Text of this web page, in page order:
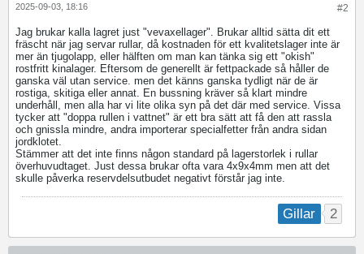
#2
2025-09-03, 18:16
Jag brukar kalla lagret just "vevaxellager". Brukar alltid sätta dit ett
fräscht när jag servar rullar, då kostnaden för ett kvalitetslager inte är
mer än tjugolapp, eller hälften om man kan tänka sig ett "okish"
rostfritt kinalager. Eftersom de generellt är fettpackade så håller de
ganska väl utan service. men det känns ganska tydligt när de är
rostiga, skitiga eller annat. En bussning kräver så klart mindre
underhåll, men alla har vi lite olika syn på det där med service. Vissa
tycker att "doppa rullen i vattnet" är ett bra sätt att få den att rassla
och gnissla mindre, andra importerar specialfetter från andra sidan
jordklotet.
Stämmer att det inte finns någon standard på lagerstorlek i rullar
överhuvudtaget. Just dessa brukar ofta vara 4x9x4mm men att det
skulle påverka reservdelsutbudet negativt förstår jag inte.
Gillar 2